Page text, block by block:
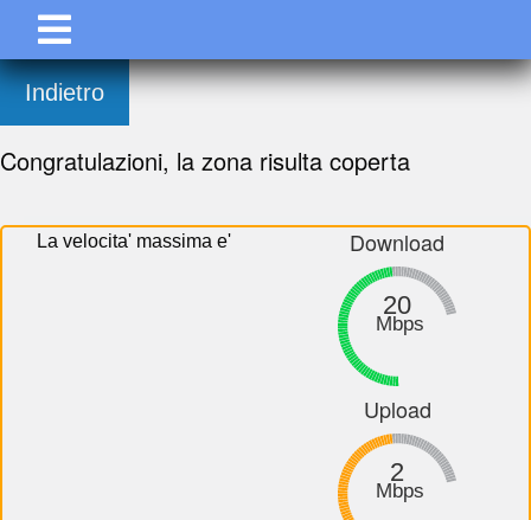
Indietro
Congratulazioni, la zona risulta coperta
La velocita' massima e'
20
Mbps
Download
2
Mbps
Upload